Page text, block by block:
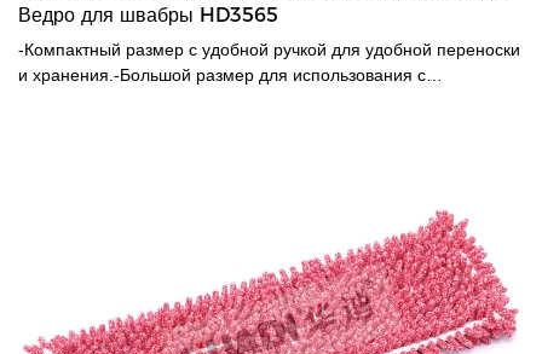
Ведро для швабры HD3565
-Компактный размер с удобной ручкой для удобной переноски
и хранения.-Большой размер для использования с